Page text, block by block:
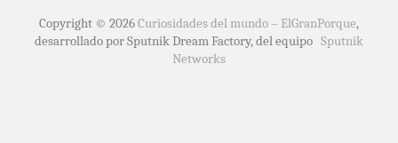
Copyright © 2026Curiosidades del mundo – ElGranPorque,
desarrollado por Sputnik Dream Factory, del equipo Sputnik
Networks